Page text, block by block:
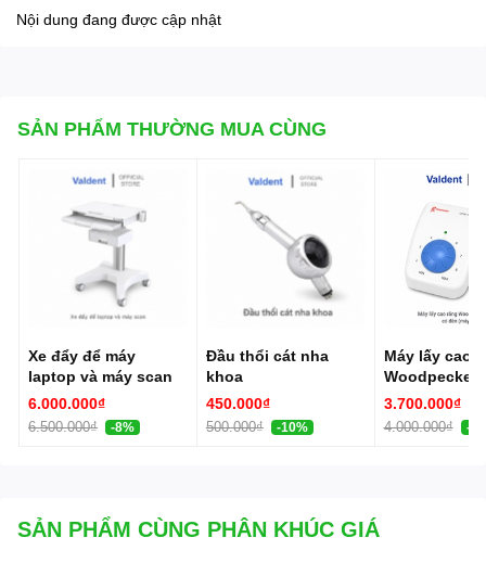
Nội dung đang được cập nhật
SẢN PHẨM THƯỜNG MUA CÙNG
Xe đẩy để máy
laptop và máy scan
6.000.000₫
6.500.000₫ -8%
Đầu thổi cát nha
khoa
450.000₫
500.000₫ -10%
Máy lấy cao
Woodpecker
LED có đèn
vôi)
3.700.000₫
4.000.000₫ -
SẢN PHẨM CÙNG PHÂN KHÚC GIÁ